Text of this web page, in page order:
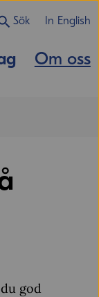
Sök In English
Om oss
god